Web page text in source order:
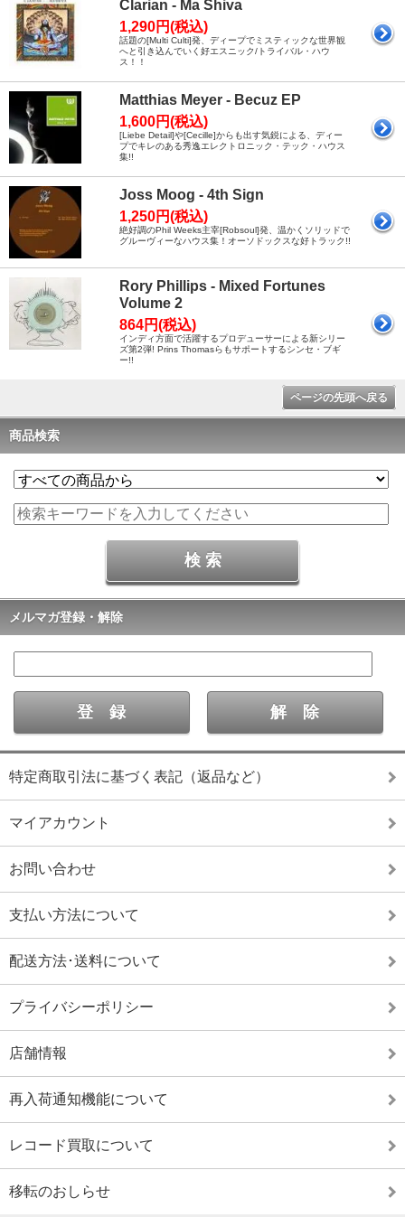
Clarian - Ma Shiva
1,290円(税込)
話題の[Multi Culti]発、ディープでミスティックな世界観
へと引き込んでいく好エスニック/トライバル・ハウ
ス！！
Matthias Meyer - Becuz EP
1,600円(税込)
[Liebe Detail]や[Cecille]からも出す気鋭による、ディー
プでキレのある秀逸エレクトロニック・テック・ハウス
集!!
Joss Moog - 4th Sign
1,250円(税込)
絶好調のPhil Weeks主宰[Robsoul]発、温かくソリッドで
グルーヴィーなハウス集！オーソドックスな好トラック!!
Rory Phillips - Mixed Fortunes
Volume 2
864円(税込)
インディ方面で活躍するプロデューサーによる新シリー
ズ第2弾! Prins Thomasらもサポートするシンセ・ブギ
ー!!
ページの先頭へ戻る
商品検索
メルマガ登録・解除
特定商取引法に基づく表記（返品など）
マイアカウント
お問い合わせ
支払い方法について
配送方法･送料について
プライバシーポリシー
店舗情報
再入荷通知機能について
レコード買取について
移転のおしらせ